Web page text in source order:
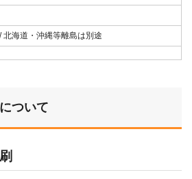
北海道・沖縄等離島は別途
ついて